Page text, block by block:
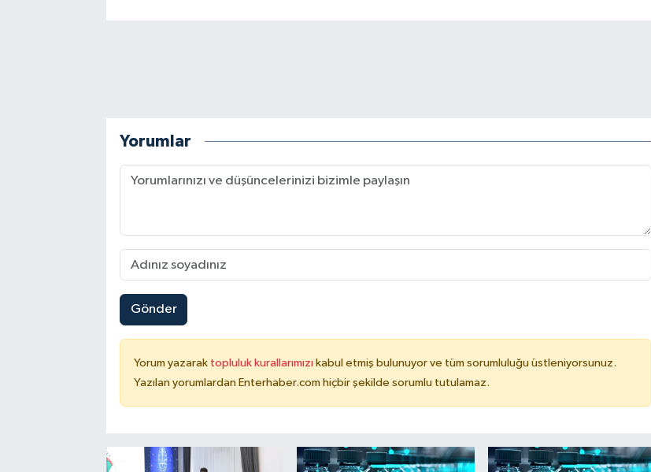
Yorumlar
Gönder
Yorum yazarak topluluk kurallarımızı kabul etmiş bulunuyor ve tüm sorumluluğu üstleniyorsunuz.
Yazılan yorumlardan Enterhaber.com hiçbir şekilde sorumlu tutulamaz.